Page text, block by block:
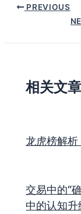
PREVIOUS
相关文章
龙虎榜解
交易中的“
中的认知升